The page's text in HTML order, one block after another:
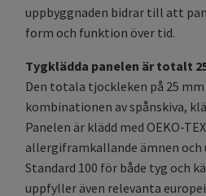
uppbyggnaden bidrar till att
form och funktion över tid.
Tygklädda panelen är totalt
Den totala tjockleken på 25
kombinationen av spånskiva,
Panelen är klädd med OEKO-
allergiframkallande ämnen och
Standard 100 för både tyg och
uppfyller även relevanta